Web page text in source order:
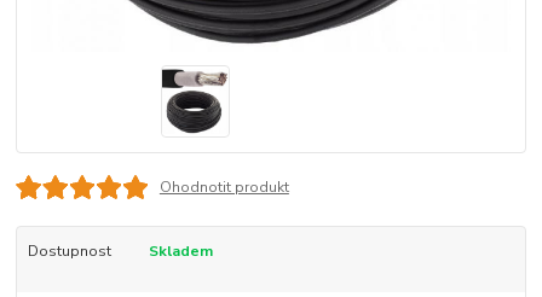
Ohodnotit produkt
Dostupnost Skladem